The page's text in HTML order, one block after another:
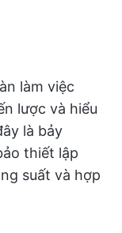
làm việc
lược và hiểu
là bảy
thiết lập
suất và hợp